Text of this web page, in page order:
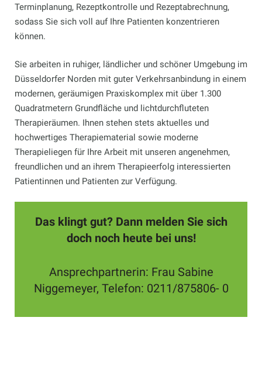
Terminplanung, Rezeptkontrolle und Rezeptabrechnung,
sodass Sie sich voll auf Ihre Patienten konzentrieren
können.
Sie arbeiten in ruhiger, ländlicher und schöner Umgebung im
Düsseldorfer Norden mit guter Verkehrsanbindung in einem
modernen, geräumigen Praxiskomplex mit über 1.300
Quadratmetern Grundfläche und lichtdurchfluteten
Therapieräumen. Ihnen stehen stets aktuelles und
hochwertiges Therapiematerial sowie moderne
Therapieliegen für Ihre Arbeit mit unseren angenehmen,
freundlichen und an ihrem Therapieerfolg interessierten
Patientinnen und Patienten zur Verfügung.
Das klingt gut? Dann melden Sie sich
doch noch heute bei uns!
Ansprechpartnerin: Frau Sabine
Niggemeyer, Telefon: 0211/875806- 0